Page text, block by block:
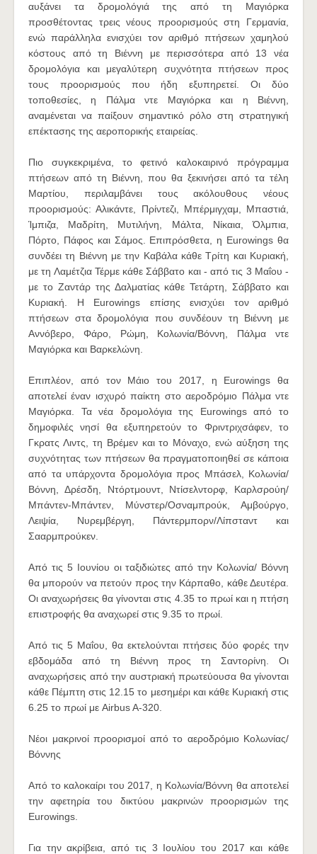
αυξάνει τα δρομολόγιά της από τη Μαγιόρκα
προσθέτοντας τρεις νέους προορισμούς στη Γερμανία,
ενώ παράλληλα ενισχύει τον αριθμό πτήσεων χαμηλού
κόστους από τη Βιέννη με περισσότερα από 13 νέα
δρομολόγια και μεγαλύτερη συχνότητα πτήσεων προς
τους προορισμούς που ήδη εξυπηρετεί. Οι δύο
τοποθεσίες, η Πάλμα ντε Μαγιόρκα και η Βιέννη,
αναμένεται να παίξουν σημαντικό ρόλο στη στρατηγική
επέκτασης της αεροπορικής εταιρείας.
Πιο συγκεκριμένα, το φετινό καλοκαιρινό πρόγραμμα
πτήσεων από τη Βιέννη, που θα ξεκινήσει από τα τέλη
Μαρτίου, περιλαμβάνει τους ακόλουθους νέους
προορισμούς: Αλικάντε, Πρίντεζι, Μπέρμιγχαμ, Μπαστιά,
Ίμπιζα, Μαδρίτη, Μυτιλήνη, Μάλτα, Νίκαια, Όλμπια,
Πόρτο, Πάφος και Σάμος. Επιπρόσθετα, η Eurowings θα
συνδέει τη Βιέννη με την Καβάλα κάθε Τρίτη και Κυριακή,
με τη Λαμέτζια Τέρμε κάθε Σάββατο και - από τις 3 Μαΐου -
με το Ζαντάρ της Δαλματίας κάθε Τετάρτη, Σάββατο και
Κυριακή. Η Eurowings επίσης ενισχύει τον αριθμό
πτήσεων στα δρομολόγια που συνδέουν τη Βιέννη με
Αννόβερο, Φάρο, Ρώμη, Κολωνία/Βόννη, Πάλμα ντε
Μαγιόρκα και Βαρκελώνη.
Επιπλέον, από τον Μάιο του 2017, η Eurowings θα
αποτελεί έναν ισχυρό παίκτη στο αεροδρόμιο Πάλμα ντε
Μαγιόρκα. Τα νέα δρομολόγια της Eurowings από το
δημοφιλές νησί θα εξυπηρετούν το Φριντριχσάφεν, το
Γκρατς Λιντς, τη Βρέμεν και το Μόναχο, ενώ αύξηση της
συχνότητας των πτήσεων θα πραγματοποιηθεί σε κάποια
από τα υπάρχοντα δρομολόγια προς Μπάσελ, Κολωνία/
Βόννη, Δρέσδη, Ντόρτμουντ, Ντίσελντορφ, Καρλσρούη/
Μπάντεν-Μπάντεν, Μύνστερ/Οσναμπρούκ, Αμβούργο,
Λειψία, Νυρεμβέργη, Πάντερμπορν/Λίπσταντ και
Σααρμπρούκεν.
Από τις 5 Ιουνίου οι ταξιδιώτες από την Κολωνία/ Βόννη
θα μπορούν να πετούν προς την Κάρπαθο, κάθε Δευτέρα.
Οι αναχωρήσεις θα γίνονται στις 4.35 το πρωί και η πτήση
επιστροφής θα αναχωρεί στις 9.35 το πρωί.
Από τις 5 Μαΐου, θα εκτελούνται πτήσεις δύο φορές την
εβδομάδα από τη Βιέννη προς τη Σαντορίνη. Οι
αναχωρήσεις από την αυστριακή πρωτεύουσα θα γίνονται
κάθε Πέμπτη στις 12.15 το μεσημέρι και κάθε Κυριακή στις
6.25 το πρωί με Airbus A-320.
Νέοι μακρινοί προορισμοί από το αεροδρόμιο Κολωνίας/
Βόννης
Από το καλοκαίρι του 2017, η Κολωνία/Βόννη θα αποτελεί
την αφετηρία του δικτύου μακρινών προορισμών της
Eurowings.
Για την ακρίβεια, από τις 3 Ιουλίου του 2017 και κάθε